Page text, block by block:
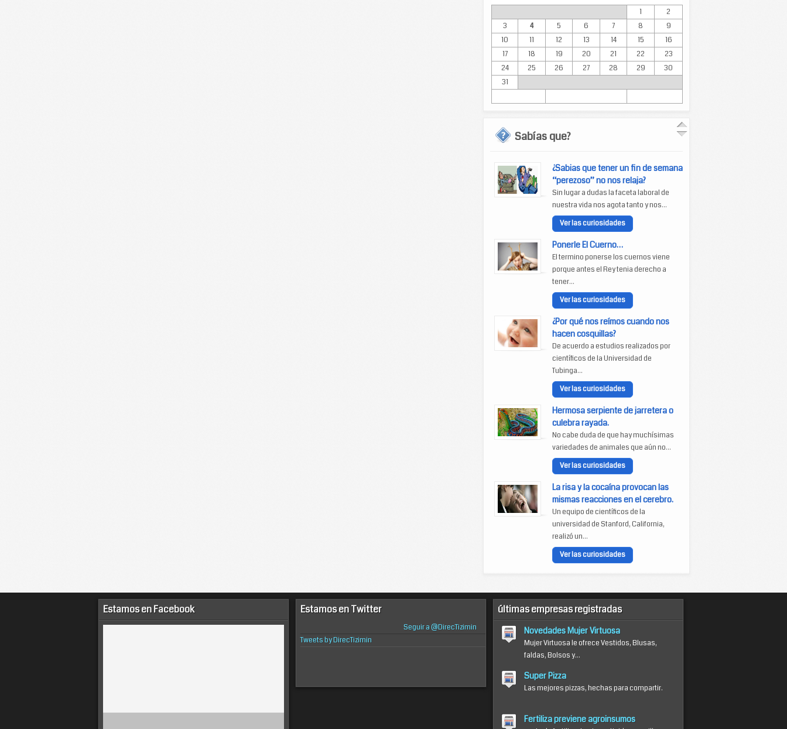
1
2
3
4 5 6 7 8
9
10
11 12 13 14 15
16
17
18 19 20 21 22
23
24
25 26 27 28 29
30
31
Sabías que?
¿Sabias que tener un fin de semana
“perezoso” no nos relaja?
Sin lugar a dudas la faceta laboral de
nuestra vida nos agota tanto y nos...
Ver las curiosidades
Ponerle El Cuerno…
El termino ponerse los cuernos viene
porque antes el Rey tenia derecho a
tener...
Ver las curiosidades
¿Por qué nos reímos cuando nos
hacen cosquillas?
De acuerdo a estudios realizados por
científicos de la Universidad de
Tubinga...
Ver las curiosidades
Hermosa serpiente de jarretera o
culebra rayada.
No cabe duda de que hay muchísimas
variedades de animales que aún no...
Ver las curiosidades
La risa y la cocaína provocan las
mismas reacciones en el cerebro.
Un equipo de científicos de la
universidad de Stanford, California,
realizó un...
Ver las curiosidades
Estamos en Facebook Estamos en Twitter
Seguir a @DirecTizimin
Tweets by DirecTizimin
últimas empresas registradas
Novedades Mujer Virtuosa
Mujer Virtuosa le ofrece Vestidos, Blusas,
faldas, Bolsos y...
Super Pizza
Las mejores pizzas, hechas para compartir.
Fertiliza previene agroinsumos